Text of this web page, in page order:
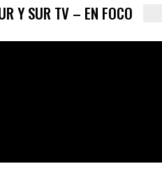
Y SUR TV – EN FOCO